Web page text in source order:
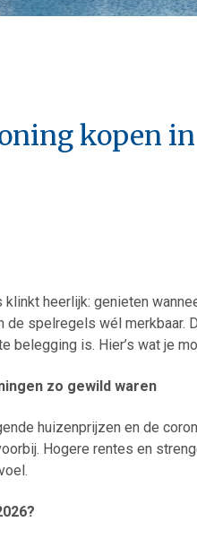
kopen
klinkt heerlijk: genieten
de spelregels wél merkbaar.
belegging is. Hier’s wat je
zo gewild waren
huizenprijzen en de
Hogere rentes en